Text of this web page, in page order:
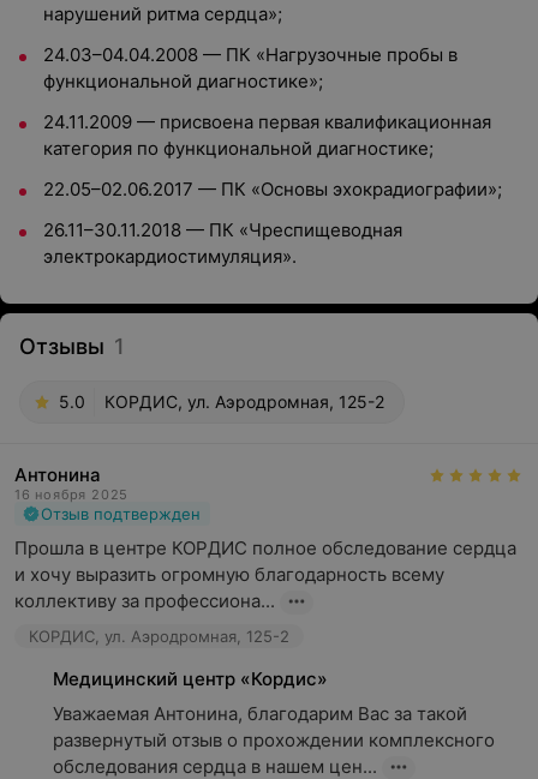
нарушений ритма сердца»;
24.03–04.04.2008 — ПК «Нагрузочные пробы в
функциональной диагностике»;
24.11.2009 — присвоена первая квалификационная
категория по функциональной диагностике;
22.05–02.06.2017 — ПК «Основы эхокрадиографии»;
26.11–30.11.2018 — ПК «Чреспищеводная
электрокардиостимуляция».
Отзывы 1
5.0 КОРДИС, ул. Аэродромная, 125-2
Антонина
16 ноября 2025
Отзыв подтвержден
Прошла в центре КОРДИС полное обследование сердца
и хочу выразить огромную благодарность всему
коллективу за профессиона...
КОРДИС, ул. Аэродромная, 125-2
Медицинский центр «Кордис»
Уважаемая Антонина, благодарим Вас за такой
развернутый отзыв о прохождении комплексного
обследования сердца в нашем цен...